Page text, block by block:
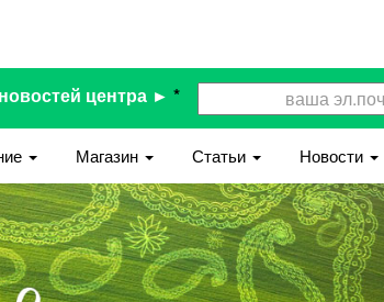
центра ► *
Магазин Статьи Новости